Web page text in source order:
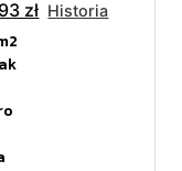
zł Historia